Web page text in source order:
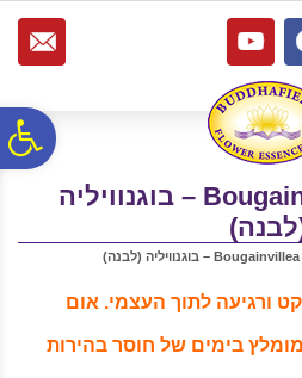
נגישות
אתר
המרכזי
3. Bougainvillea White – בוגנוויליה
ורגיעה לתוך העצמי. אום
בימים של חוסר בהירות